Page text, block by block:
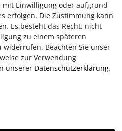
Daten­schutz­erklärung
mit Einwilligung oder aufgrund
erfolgen. Die Zustimmung kann
Es besteht das Recht, nicht
zu einem späteren
Beachten Sie unser
zur Verwendung
unserer Daten­schutz­erklärung.